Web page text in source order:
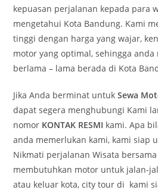
kepuasan perjalanan kepada para
mengetahui Kota Bandung. Kami
tinggi dengan harga yang wajar,
motor yang optimal, sehingga anda
berlama – lama berada di Kota
Jika Anda berminat untukSewa
dapat segera menghubungi Kami
nomor KONTAK RESMI kami. Apa
anda memerlukan kami, kami siap
Nikmati perjalanan Wisata bersama
membutuhkan motor untuk jalan-
atau keluar kota, city tour di kami